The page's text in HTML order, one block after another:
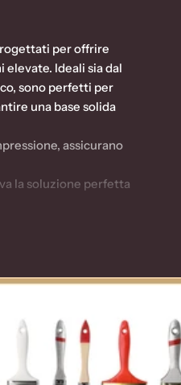
per offrire
Ideali sia dal
sono perfetti per
una base solida
assicurano
la soluzione perfetta